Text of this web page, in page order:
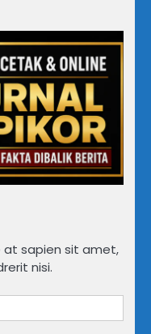
at sapien sit amet,
nisi.